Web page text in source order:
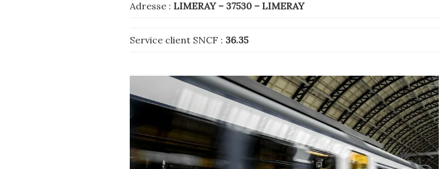
Adresse : LIMERAY – 37530 – LIMERAY
Service client SNCF : 36.35